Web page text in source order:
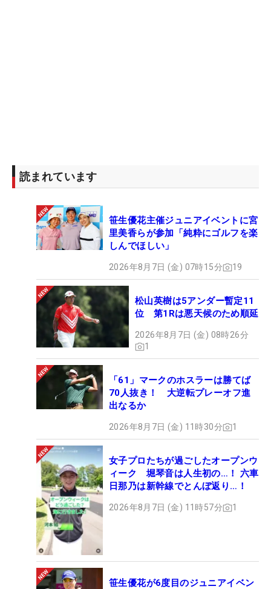
読まれています
笹生優花主催ジュニアイベントに宮
里美香らが参加「純粋にゴルフを楽
しんでほしい」
2026年8月7日 (金) 07時15分 19
松山英樹は5アンダー暫定11
位 第1Rは悪天候のため順延
2026年8月7日 (金) 08時26分
1
「61」マークのホスラーは勝てば
70人抜き！ 大逆転プレーオフ進
出なるか
2026年8月7日 (金) 11時30分 1
女子プロたちが過ごしたオープンウ
ィーク 堀琴音は人生初の…！ 六車
日那乃は新幹線でとんぼ返り…！
2026年8月7日 (金) 11時57分 1
笹生優花が6度目のジュニアイベン